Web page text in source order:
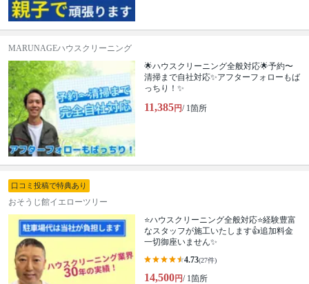
MARUNAGEハウスクリーニング
🌟ハウスクリーニング全般対応🌟予約〜
清掃まで自社対応✨アフターフォローもば
っちり！✨
11,385円/ 1箇所
口コミ投稿で特典あり
おそうじ館イエローツリー
⭐ハウスクリーニング全般対応⭐経験豊富
なスタッフが施工いたします👍追加料金
一切御座いません✨
4.73(27件)
14,500円/ 1箇所